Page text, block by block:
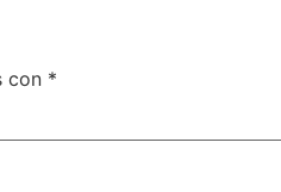
con *